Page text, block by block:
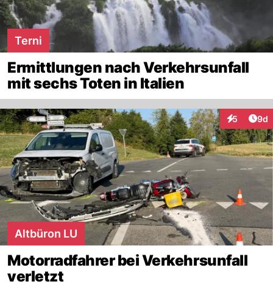
Terni
Ermittlungen nach Verkehrsunfall
mit sechs Toten in Italien
5 9d
Altbüron LU
Motorradfahrer bei Verkehrsunfall
verletzt